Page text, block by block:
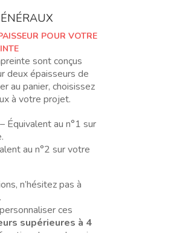
POUR VOTRE
sont conçus
deux épaisseurs de
au panier, choisissez
à votre projet.
Équivalent au n°1 sur
au n°2 sur votre
n’hésitez pas à
ces
supérieures à 4